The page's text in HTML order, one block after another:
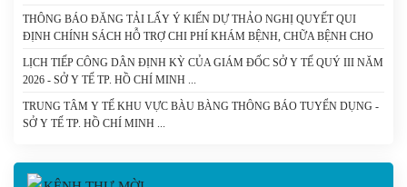
MINH
THÔNG BÁO ĐĂNG TẢI LẤY Ý KIẾN DỰ THẢO NGHỊ QUYẾT QUI
ĐỊNH CHÍNH SÁCH HỖ TRỢ CHI PHÍ KHÁM BỆNH, CHỮA BỆNH CHO
NGƯỜI BỆNH CHẠY THẬN NHÂN TẠO VÀ DỰ THẢO NGHỊ QUYẾT
CỦA HỘI ĐỒNG NHÂN DÂN THÀNH PHỐ QUY ĐỊNH MỨC HỖ TRỢ
ĐÓNG BẢO HIỂM Y TẾ CHO NGƯỜI CAO TUỔI, HỌC SINH TRÊN ĐỊA
BÀN THÀNH PHỐ HỒ CHÍ MINH. - SỞ Y TẾ TP. HỒ CHÍ MINH
LỊCH TIẾP CÔNG DÂN ĐỊNH KỲ CỦA GIÁM ĐỐC SỞ Y TẾ QUÝ III NĂM
2026 - SỞ Y TẾ TP. HỒ CHÍ MINH
TRUNG TÂM Y TẾ KHU VỰC BÀU BÀNG THÔNG BÁO TUYỂN DỤNG -
SỞ Y TẾ TP. HỒ CHÍ MINH